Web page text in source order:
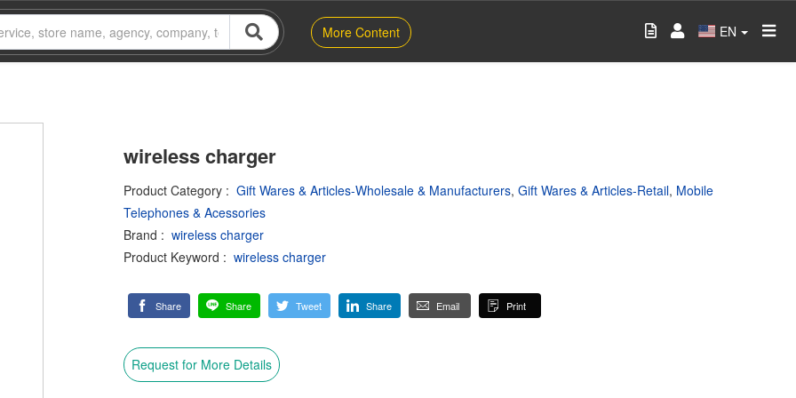
More Content EN
wireless charger
Product Category : Gift Wares & Articles-Wholesale & Manufacturers, Gift Wares & Articles-Retail, Mobile
Telephones & Acessories
Brand : wireless charger
Product Keyword : wireless charger
Share Share Tweet Share Email Print
Request for More Details